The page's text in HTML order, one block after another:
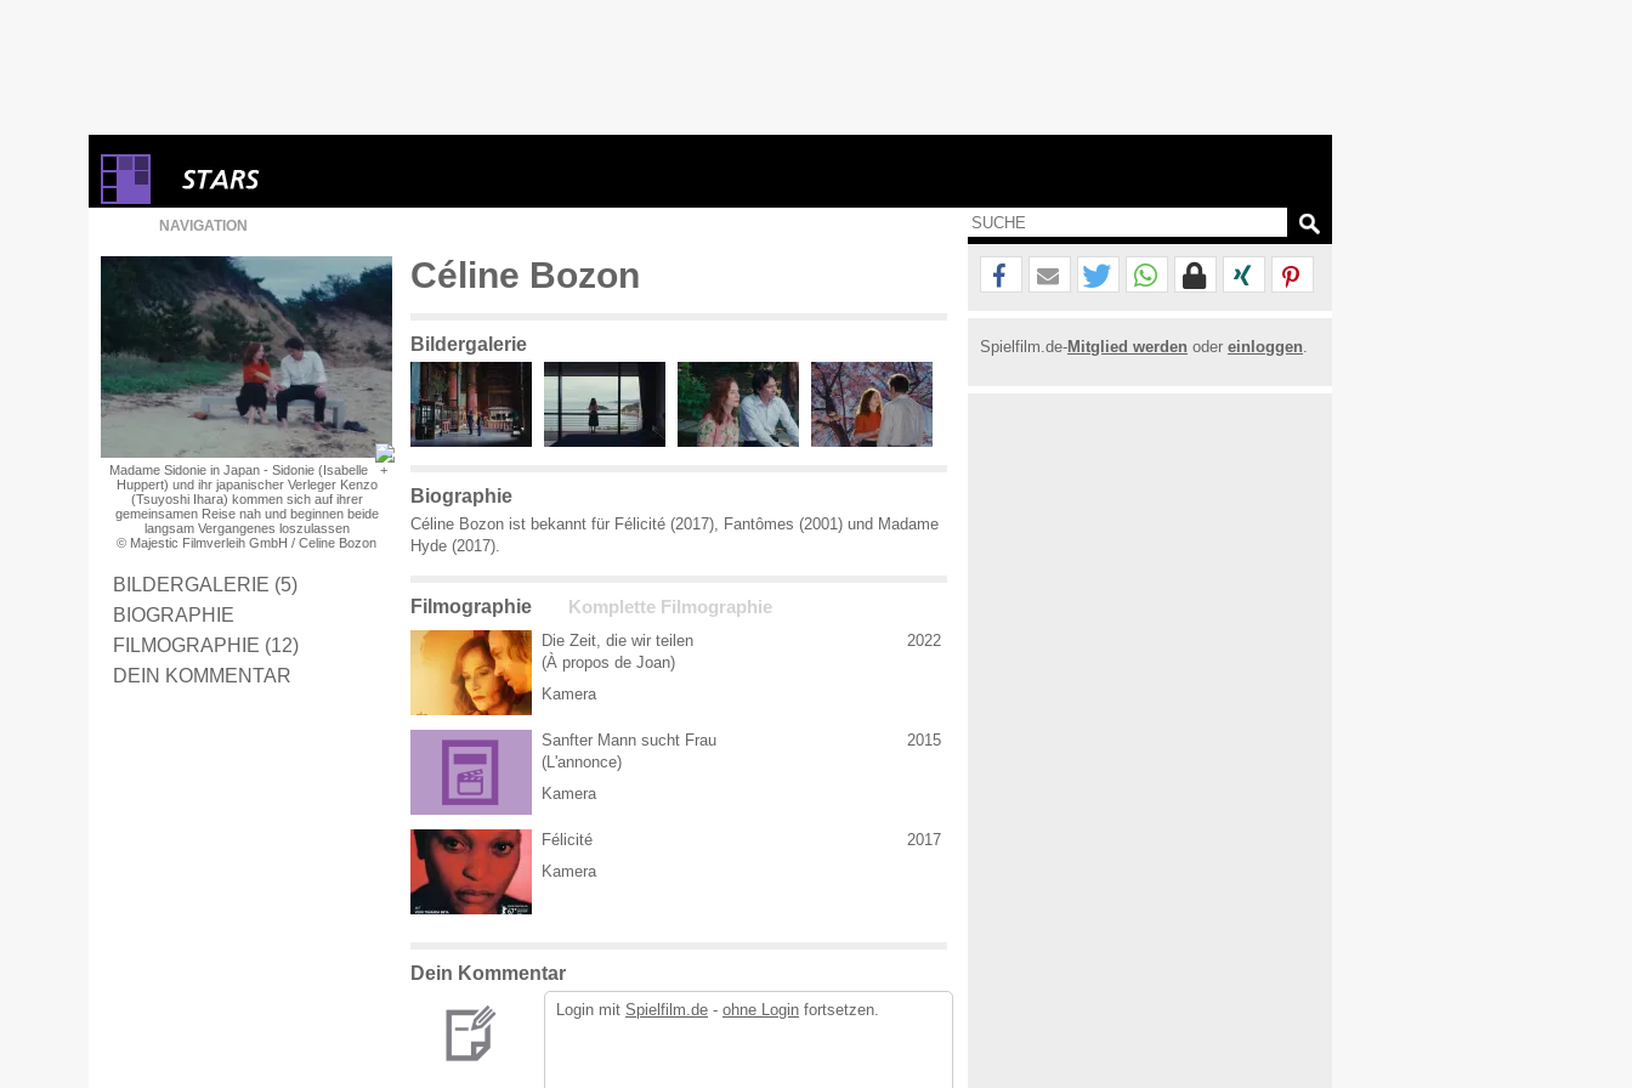
NAVIGATION
Madame Sidonie in Japan - Sidonie (Isabelle
Huppert) und ihr japanischer Verleger Kenzo
(Tsuyoshi Ihara) kommen sich auf ihrer
gemeinsamen Reise nah und beginnen beide
langsam Vergangenes loszulassen
© Majestic Filmverleih GmbH / Celine Bozon
BILDERGALERIE (5)
BIOGRAPHIE
FILMOGRAPHIE (12)
DEIN KOMMENTAR
Céline Bozon
Bildergalerie
Biographie
Céline Bozon ist bekannt für Félicité (2017), Fantômes (2001) und Madame
Hyde (2017).
Filmographie Komplette Filmographie
Die Zeit, die wir teilen
(À propos de Joan)
Kamera
2022
Sanfter Mann sucht Frau
(L'annonce)
Kamera
2015
Félicité
Kamera
2017
Dein Kommentar
Login mit Spielfilm.de - ohne Login fortsetzen.
Spielfilm.de-Mitglied werden oder einloggen.